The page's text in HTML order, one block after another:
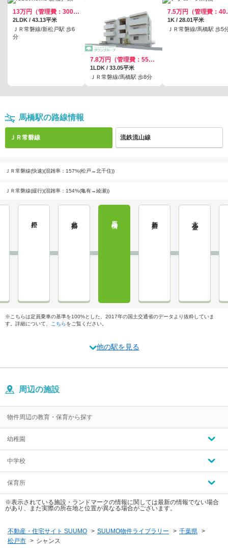
13万円（管理費：3000円）
2LDK / 43.13平米
ＪＲ常磐線/新松戸駅 歩6
分
7.8万円（管理費：5500円）
1LDK / 33.05平米
ＪＲ常磐線/馬橋駅 歩8分
7.5
1K / 28.01平米
ＪＲ常磐線/馬橋駅 歩5
馬橋駅の路線情報
ＪＲ常磐線 流鉄流山線
ＪＲ常磐線(快速)(混雑率：157%(松戸→北千住))
ＪＲ常磐線(緩行)(混雑率：154%(亀有→綾瀬))
※こちらは定員乗車の基準を100%とした、2017年の国土交通省のデータより抜粋していま
す。詳細について、
こちらをご覧ください。
他の駅を見る
周辺の施設
物件周辺の教育・保育から探す
幼稚園
中学校
保育所
※表示されている施設・ランドマークの情報に関しては最新の情報でない場合
があり、また実際の所在地と位置が異なる場合がございます。
不動産・住宅サイト SUUMO > SUUMO物件ライブラリー > 千葉県 >
松戸市 > シャンス